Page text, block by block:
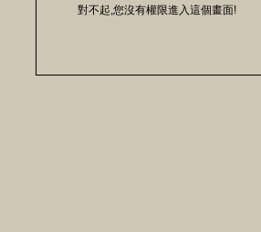
對不起,您沒有權限進入這個畫面!